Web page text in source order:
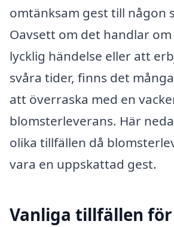
omtänksam gest till någon
Oavsett om det handlar
lycklig händelse eller att
svåra tider, finns det
att överraska med en
blomsterleverans. Här
olika tillfällen då
vara en uppskattad gest.
Vanliga tillfällen